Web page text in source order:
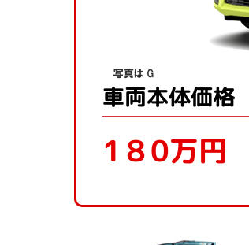
車両本体価格
1８0万円